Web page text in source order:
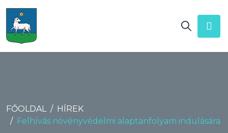
FŐOLDAL
HÍREK
Felhívás növényvédelmi alaptanfolyam indulására